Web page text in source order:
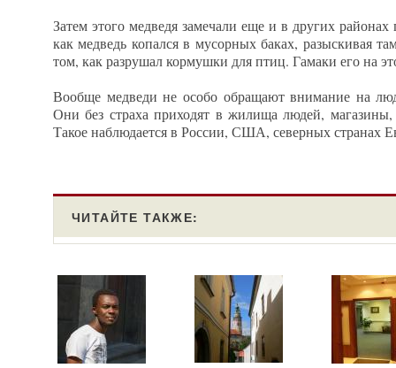
Затем этого медведя замечали еще и в других
как медведь копался в мусорных баках, разыскивая
том, как разрушал кормушки для птиц. Гамаки его на
Вообще медведи не особо обращают внимание на
Они без страха приходят в жилища людей,
Такое наблюдается в России, США, северных странах
ЧИТАЙТЕ ТАКЖЕ: